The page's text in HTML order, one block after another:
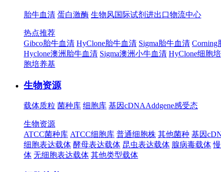
胎牛血清 蛋白激酶 生物风国际试剂进出口物流中心
热点推荐
Gibco胎牛血清 HyClone胎牛血清 Sigma胎牛血清 Corning
Hyclone澳洲胎牛血清 Sigma澳洲小牛血清 HyClone细胞
胞培养基
生物资源
载体质粒 菌种库 细胞库 基因cDNAAddgene感受态
生物资源
ATCC菌种库 ATCC细胞库 普通细胞株 其他菌种 基因
细胞表达载体 酵母表达载体 昆虫表达载体 腺病毒载体
体 无细胞表达载体 其他类型载体